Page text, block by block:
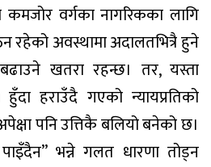
वर्गका नागरिकका लागि
अवस्थामा अदालतभित्रै हुने
खतरा रहन्छ। तर, यस्ता
हराउँदै गएको न्यायप्रतिको
पनि उत्तिकै बलियो बनेको छ।
भन्ने गलत धारणा तोड्न